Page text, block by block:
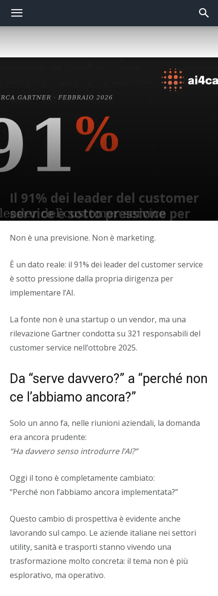
Il 91% dei leader del customer
service è sotto pressione per
Alban Hasani
Non è una previsione. Non è marketing.
È un dato reale: il 91% dei leader del customer service
è sotto pressione dalla propria dirigenza per
implementare l’AI.
La fonte non è una startup o un vendor, ma una
rilevazione Gartner condotta su 321 responsabili del
customer service nell’ottobre 2025.
Da “serve davvero?” a “perché non
ce l’abbiamo ancora?”
Solo un anno fa, nelle riunioni aziendali, la domanda
era ancora prudente:
“Ha davvero senso introdurre l’AI?”
Oggi il tono è completamente cambiato:
“Perché non l’abbiamo ancora implementata?”
Questo cambio di prospettiva è evidente anche
lavorando sul campo. Le aziende italiane nei settori
utility, sanità e trasporti stanno vivendo una
trasformazione molto concreta: il tema non è più
esplorativo, ma operativo.